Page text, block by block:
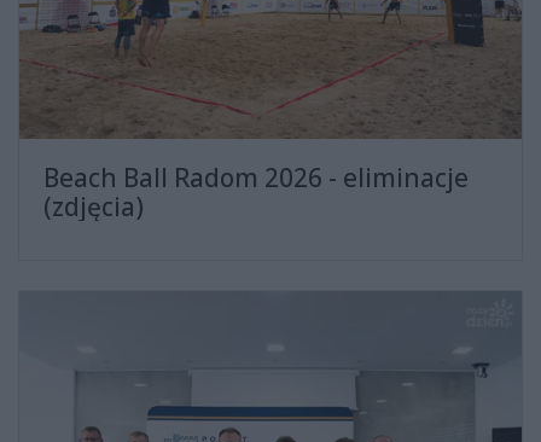
Beach Ball Radom 2026 - eliminacje
(zdjęcia)